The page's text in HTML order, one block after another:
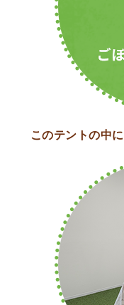
このテントの中